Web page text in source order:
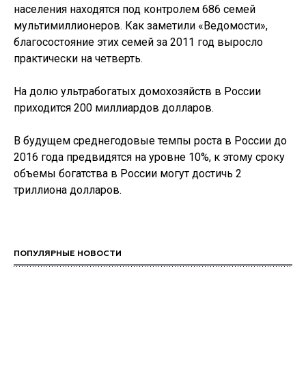
населения находятся под контролем 686 семей
мультимиллионеров. Как заметили «Ведомости»,
благосостояние этих семей за 2011 год выросло
практически на четверть.
На долю ультрабогатых домохозяйств в России
приходится 200 миллиардов долларов.
В будущем среднегодовые темпы роста в России до
2016 года предвидятся на уровне 10%, к этому сроку
объемы богатства в России могут достичь 2
триллиона долларов.
ПОПУЛЯРНЫЕ НОВОСТИ